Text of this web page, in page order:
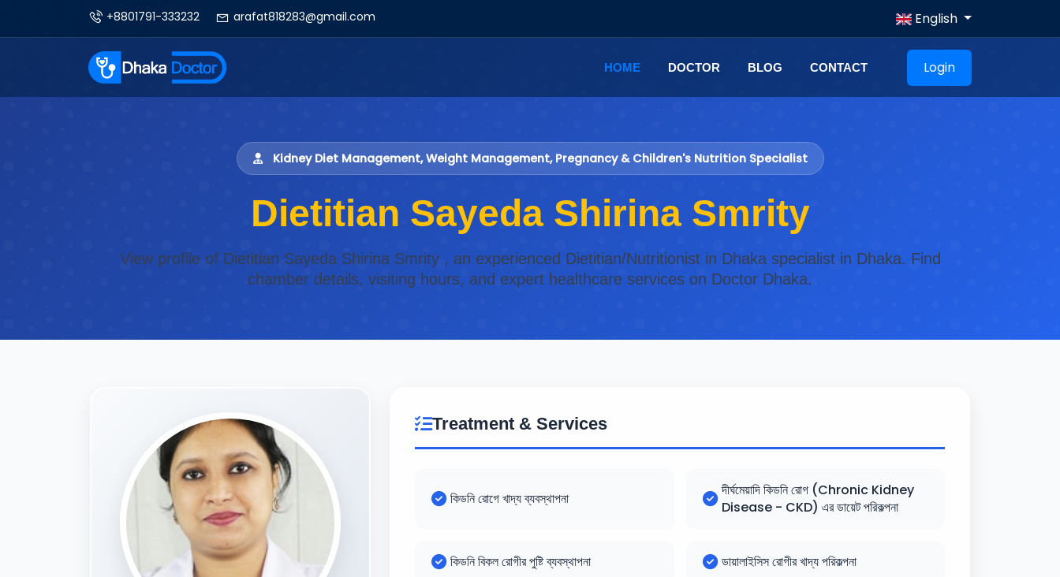
+8801791-333232 arafat818283@gmail.com English
HOME DOCTOR BLOG CONTACT Login
Kidney Diet Management, Weight Management, Pregnancy & Children's Nutrition Specialist
Dietitian Sayeda Shirina Smrity
View profile of Dietitian Sayeda Shirina Smrity , an experienced Dietitian/Nutritionist in Dhaka specialist in Dhaka. Find
chamber details, visiting hours, and expert healthcare services on Doctor Dhaka.
Treatment & Services
কিডনি রোগে খাদ্য ব্যবস্থাপনা
দীর্ঘমেয়াদি কিডনি রোগ (Chronic Kidney
Disease - CKD) এর ডায়েট পরিকল্পনা
কিডনি বিকল রোগীর পুষ্টি ব্যবস্থাপনা ডায়ালাইসিস রোগীর খাদ্য পরিকল্পনা